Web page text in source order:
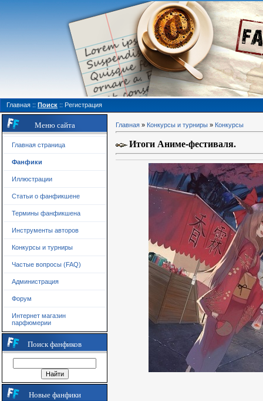
Главная :: Поиск :: Регистрация
Меню сайта
Главная страница
Фанфики
Иллюстрации
Статьи о фанфикшене
Термины фанфикшена
Инструменты авторов
Конкурсы и турниры
Частые вопросы (FAQ)
Администрация
Форум
Интернет магазин
парфюмерии
Поиск фанфиков
Новые фанфики
Главная » Конкурсы и турниры » Конкурсы
Итоги Аниме-фестиваля.